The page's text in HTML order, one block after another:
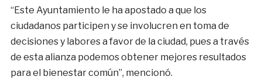
“Este Ayuntamiento le ha apostado a que los
ciudadanos participen y se involucren en toma de
decisiones y labores a favor de la ciudad, pues a través
de esta alianza podemos obtener mejores resultados
para el bienestar común”, mencionó.